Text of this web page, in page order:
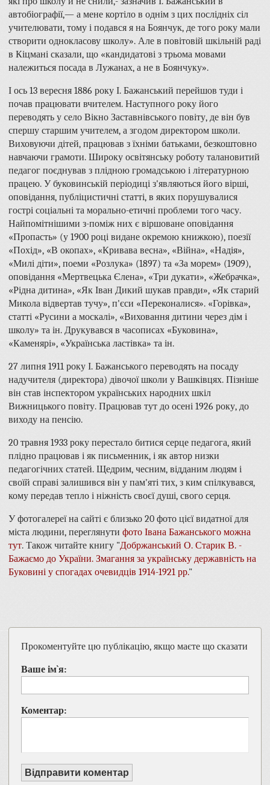
автобіографії,— а мене кортіло в однім з цих послідніх сіл
учителювати, тому і подався я на Боянчук, де того року мали
створити однокласову школу». Але в повітовій шкільній раді
в Кіцмані сказали, що «кандидатові з трьома мовами
належиться посада в Лужанах, а не в Боянчуку».
І ось 13 вересня 1886 року І. Бажанський перейшов туди і
почав працювати вчителем. Наступного року його
переводять у село Вікно Заставнівського повіту, де він був
спершу старшим учителем, а згодом директором школи.
Виховуючи дітей, працював з їхніми батьками, безкоштовно
навчаючи грамоти. Широку освітянську роботу талановитий
педагог поєднував з плідною громадською і літературною
працею. У буковинській періодиці з'являються його вірші,
оповідання, публіцистичні статті, в яких порушувалися
гострі соціальні та морально-етичні проблеми того часу.
Найпомітнішими з-поміж них є віршоване оповідання
«Пропасть» (у 1900 році видане окремою книжкою), поезії
«Похід», «В окопах», «Кривава весна», «Війна», «Надія»,
«Милі діти», поеми «Розлука» (1897) та «За морем» (1909),
оповідання «Мертвецька Єлена», «Три дукати», «Жебрачка»,
«Рідна дитина», «Як Іван Дикий шукав правди», «Як старий
Микола відвертав тучу», п'єси «Переконалися». «Горівка»,
статті «Русини а москалі», «Виховання дитини через дім і
школу» та ін. Друкувався в часописах «Буковина»,
«Каменярі», «Українська ластівка» та ін.
27 липня 1911 року І. Бажанського переводять на посаду
надучителя (директора) дівочої школи у Вашківцях. Пізніше
він став інспектором українських народних шкіл
Вижницького повіту. Працював тут до осені 1926 року, до
виходу на пенсію.
20 травня 1933 року перестало битися серце педагога, який
плідно працював і як письменник, і як автор низки
педагогічних статей. Щедрим, чесним, відданим людям і
своїй справі залишився він у пам'яті тих, з ким спілкувався,
кому передав тепло і ніжність своєї душі, свого серця.
У фотогалереї на сайті є близько 20 фото цієї видатної для
міста людини, переглянути фото Івана Бажанського можна
тут. Також читайте книгу "Добржанський О. Старик В. -
Бажаємо до України. Змагання за українську державність на
Буковині у спогадах очевидців 1914-1921 рр."
Прокоментуйте цю публікацію, якщо маєте що сказати
Ваше ім`я:
Коментар:
Відправити коментар